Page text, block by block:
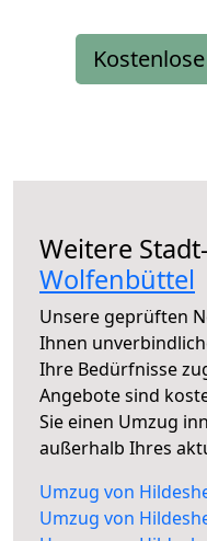
Weitere
Wolfenbüttel
Unsere geprüften
Ihnen
Ihre Bedürfnisse
Angebote sind
Sie einen Umzug
außerhalb Ihres
Umzug von
Umzug von